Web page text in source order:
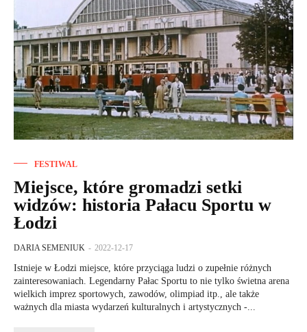
FESTIWAL
Miejsce, które gromadzi setki
widzów: historia Pałacu Sportu w
Łodzi
DARIA SEMENIUK - 2022-12-17
Istnieje w Łodzi miejsce, które przyciąga ludzi o zupełnie różnych
zainteresowaniach. Legendarny Pałac Sportu to nie tylko świetna arena
wielkich imprez sportowych, zawodów, olimpiad itp., ale także
ważnych dla miasta wydarzeń kulturalnych i artystycznych -...